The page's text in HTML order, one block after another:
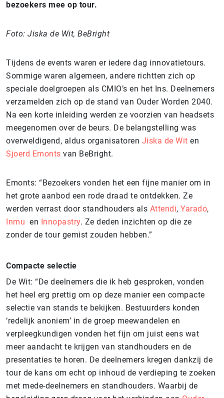
bezoekers mee op tour.
Foto: Jiska de Wit, BeBright
Tijdens de events waren er iedere dag innovatietours.
Sommige waren algemeen, andere richtten zich op
speciale doelgroepen als CMIO’s en het Ins. Deelnemers
verzamelden zich op de stand van Ouder Worden 2040.
Na een korte inleiding werden ze voorzien van headsets
meegenomen over de beurs. De belangstelling was
overweldigend, aldus organisatoren Jiska de Wit en
Sjoerd Emonts van BeBright.
Emonts: “Bezoekers vonden het een fijne manier om in
het grote aanbod een rode draad te ontdekken. Ze
werden verrast door standhouders als Attendi, Yarado,
Inmu en Innopastry. Ze deden inzichten op die ze
zonder de tour gemist zouden hebben.”
Compacte selectie
De Wit: “De deelnemers die ik heb gesproken, vonden
het heel erg prettig om op deze manier een compacte
selectie van stands te bekijken. Bestuurders konden
‘redelijk anoniem’ in de groep meewandelen en
verpleegkundigen vonden het fijn om juist eens wat
meer aandacht te krijgen van standhouders en de
presentaties te horen. De deelnemers kregen dankzij de
tour de kans om echt op inhoud de verdieping te zoeken
met mede-deelnemers en standhouders. Waarbij de